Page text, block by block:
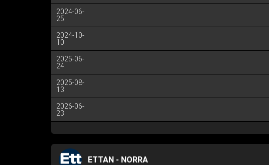
2024-06-
25
2024-10-
10
2025-06-
24
2025-08-
13
2026-06-
23
ETTAN - NORRA